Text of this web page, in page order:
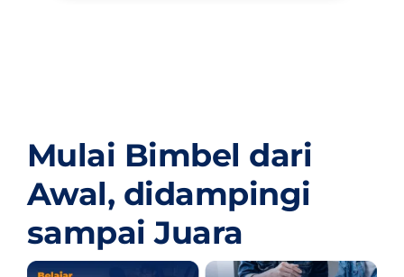
Mulai Bimbel dari
Awal, didampingi
sampai Juara